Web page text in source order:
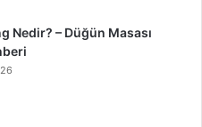
Nedir? – Düğün Masası